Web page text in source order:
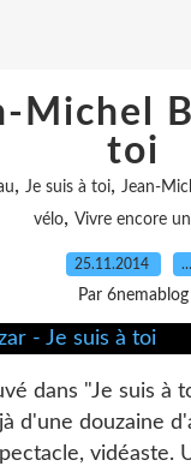
Michel
toi
, Je suis à toi, Jean-
vélo, Vivre encore
25.11.2014 …
Par 6nemablog
dans "Je suis à
d'une douzaine
vidéaste.